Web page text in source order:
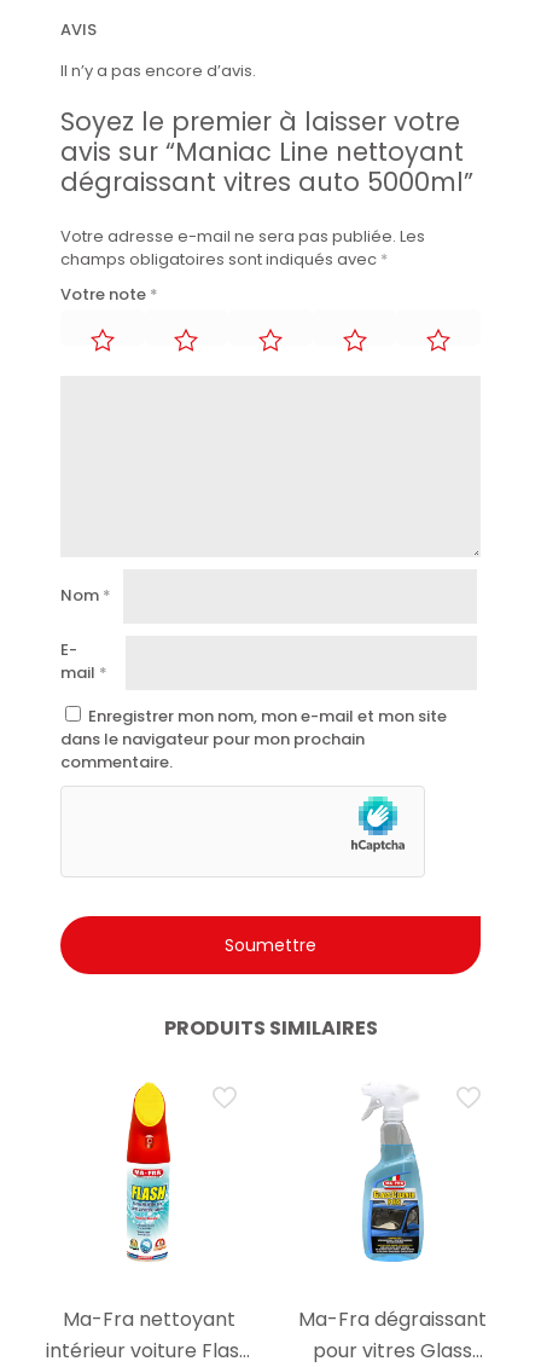
AVIS
Il n’y a pas encore d’avis.
Soyez le premier à laisser votre
avis sur “Maniac Line nettoyant
dégraissant vitres auto 5000ml”
Votre adresse e-mail ne sera pas publiée. Les
champs obligatoires sont indiqués avec *
Votre note *
Nom *
E-
mail *
Enregistrer mon nom, mon e-mail et mon site
dans le navigateur pour mon prochain
commentaire.
PRODUITS SIMILAIRES
Ma-Fra nettoyant
intérieur voiture Flash
Ma-Fra dégraissant
pour vitres Glass